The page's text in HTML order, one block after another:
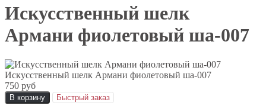
Искусственный шелк
Армани фиолетовый ша-007
Искусственный шелк Армани фиолетовый ша-007
750 руб
В корзину Быстрый заказ